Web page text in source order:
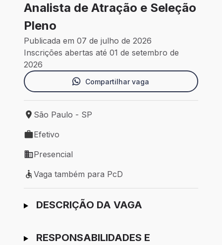
Analista de Atração e Seleção
Pleno
Publicada em 07 de julho de 2026
Inscrições abertas até 01 de setembro de
2026
Compartilhar vaga
Local de trabalho: São Paulo - SP
São Paulo - SP
Tipo de vaga: Efetivo
Efetivo
Modelo de trabalho: Presencial
Presencial
Vaga também para PcD
Vaga também para PcD
Ir para candidatura
DESCRIÇÃO DA VAGA
RESPONSABILIDADES E